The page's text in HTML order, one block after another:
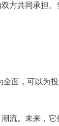
方共同承担
面，可以为
流。未来，它